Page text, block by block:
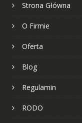
Strona Główna
O Firmie
Oferta
Blog
Regulamin
RODO